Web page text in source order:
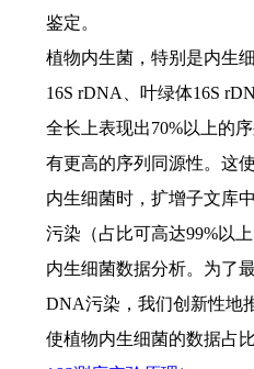
鉴定。
植物内生菌，特别是内生
16S rDNA
、叶绿体16S
全长上表现出70%以上的
有更高的序列同源性。这
内生细菌时，扩增子文库
污染（占比可高达99%以
内生细菌数据分析。为了
DNA污染，我们创新性地
使植物内生细菌的数据占